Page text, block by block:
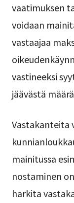
vaatimuksen
voidaan
vastaajaa
vastineeksi
jäävästä
Vastakanteita
mainitussa
nostaminen
harkita